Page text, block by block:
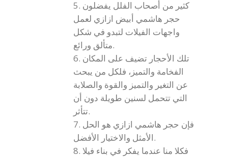
5. كثير من أصحاب الفلل يفضلون
حجر هاشمي أبيض ازازي لعمل
واجهات الفيلات لتبدو في شكل
متألق ورائع.
6. تلك الأحجار تضيف على المكان
الفخامة والتميز، فلكل من يبحث
عن التغير والتميز والقوة والصلابة
التي تتحمل لسنين طويلة دون أن
تتأثر.
7. فإن حجر هاشمي ازازي هو الحل
الأمثل والاختيار الأفضل.
8. فكلا منا عندما يفكر في بناء فيلا